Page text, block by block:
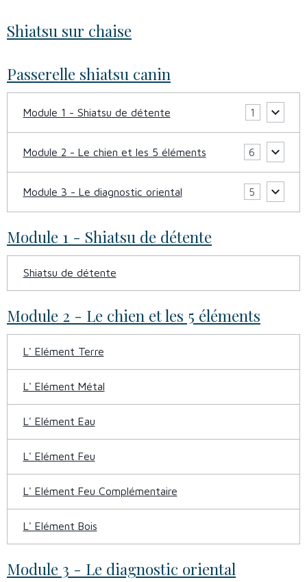
Shiatsu sur chaise
Passerelle shiatsu canin
Module 1 - Shiatsu de détente 1
Module 2 - Le chien et les 5 éléments 6
Module 3 - Le diagnostic oriental 5
Module 1 - Shiatsu de détente
Shiatsu de détente
Module 2 - Le chien et les 5 éléments
L' Elément Terre
L' Elément Métal
L' Elément Eau
L' Elément Feu
L' Elément Feu Complémentaire
L' Elément Bois
Module 3 - Le diagnostic oriental